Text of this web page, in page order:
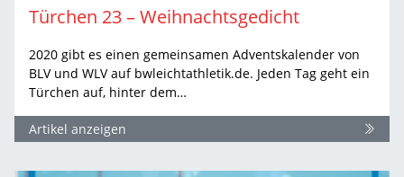
Türchen 23 – Weihnachtsgedicht
2020 gibt es einen gemeinsamen Adventskalender von
BLV und WLV auf bwleichtathletik.de. Jeden Tag geht ein
Türchen auf, hinter dem…
Artikel anzeigen